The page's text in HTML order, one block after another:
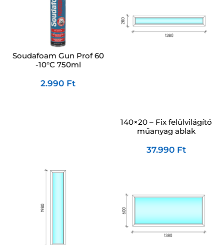
Soudafoam Gun Prof 60
-10°C 750ml
2.990 Ft
140×20 – Fix felülvilágító
műanyag ablak
37.990 Ft